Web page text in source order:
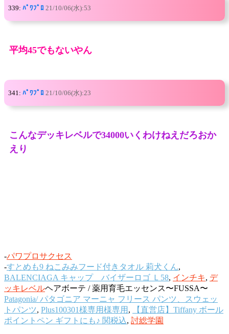
339: ﾊﾟﾜﾌﾟﾛ 21/10/06(水):53
平均45でもないやん
341: ﾊﾟﾜﾌﾟﾛ 21/10/06(水):23
こんなデッキレベルで34000いくわけねえだろおか
えり
-パワプロサクセス
-すとめも9 ねこみみフード付きタオル 莉犬くん,
BALENCIAGA キャップ バイザーロゴ Ｌ58, インチキ, デ
ッキレベルヘアボーテ / 薬用育毛エッセンス〜FUSSA〜
Patagonia/ パタゴニア マーニャ フリース パンツ、スウェッ
トパンツ, Plus100301様専用様専用 ,
【直営店】Tiffany ボール
ポイントペン ギフトにも♪ 関税込, 討総学園